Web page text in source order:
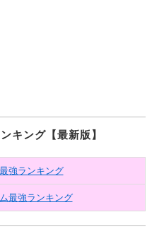
キング【最新版】
強ランキング
最強ランキング